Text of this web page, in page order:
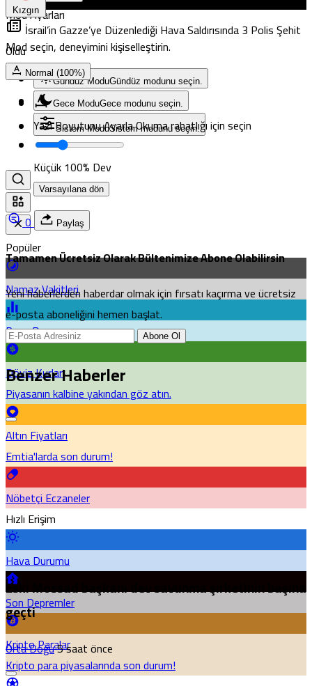
Mod Ayarları
Mod seçin, deneyimini kişiselleştirin.
Gündüz ModuGündüz modunu seçin.
Gece ModuGece modunu seçin.
Sistem ModuSistem modunu seçin.
Popüler
Namaz Vakitleri
Puan Durumu
Döviz Kurları
Piyasanın kalbine yakından göz atın.
Altın Fiyatları
Emtia'larda son durum!
Nöbetçi Eczaneler
Hızlı Erişim
Hava Durumu
Son Depremler
Kripto Paralar
Kripto para piyasalarında son durum!
Kızgın
İsrail’in Gazze’ye Düzenlediği Hava Saldırısında 3 Polis Şehit
Oldu
Normal (100%)
Yazı Boyutunu AyarlaOkuma rahatlığı için seçin
Küçük100% Dev
Varsayılana dön
0 Paylaş
Tamamen Ücretsiz Olarak Bültenimize Abone Olabilirsin
Yeni haberlerden haberdar olmak için fırsatı kaçırma ve ücretsiz
e-posta aboneliğini hemen başlat.
Abone Ol
Benzer Haberler
Eski Mossad başkanı dev savunma şirketinin başına
geçti
Orta Doğu5 saat önce